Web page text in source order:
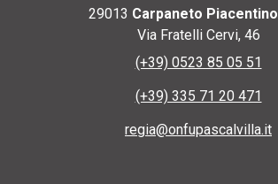
29013 Carpaneto Piacentino
Via Fratelli Cervi, 46
(+39) 0523 85 05 51
(+39) 335 71 20 471
regia@onfupascalvilla.it